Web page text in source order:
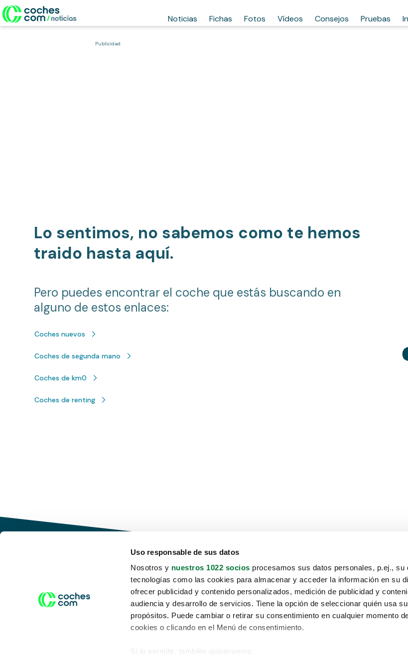
Uso responsable de sus datos
Nosotros y nuestros 1022 socios procesamos sus datos personales, p.ej., su
tecnologías como las cookies para almacenar y acceder la información en su
ofrecer publicidad y contenido personalizados, medición de publicidad y
audiencia y desarrollo de servicios. Tiene la opción de seleccionar quién usa
propósitos. Puede cambiar o retirar su consentimiento en cualquier momento
cookies o clicando en el Menú de consentimiento.
Si lo permite, también quisiéramos:
Noticias Fichas Fotos Vídeos Consejos Pruebas
Publicidad
Lo sentimos, no sabemos como te hemos
traido hasta aquí.
Pero puedes encontrar el coche que estás buscando en
alguno de estos enlaces:
Coches nuevos
Coches de segunda mano
Coches de km0
Coches de renting
Conduce tu futuro,
desata tu movilidad